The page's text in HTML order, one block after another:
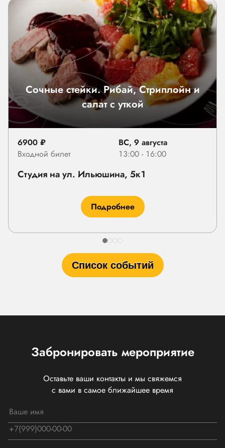
Сочные стейки. Рибай, Стриплойн и
салат с уткой
6900 ₽
Входной билет
ВС, 9 августа
13:00 - 16:00
Студия на ул. Ильюшина, 5к1
Подробнее
Список событий
Забронировать мероприятие
Оставьте ваши контакты и мы свяжемся
с вами в самое ближайшее время